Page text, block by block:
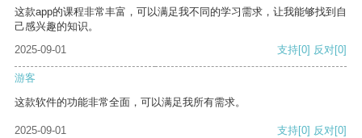
这款app的课程非常丰富，可以满足我不同的学习需求，让我能够找到自
己感兴趣的知识。
2025-09-01
支持[0] 反对[0]
游客
这款软件的功能非常全面，可以满足我所有需求。
2025-09-01 支持[0] 反对[0]